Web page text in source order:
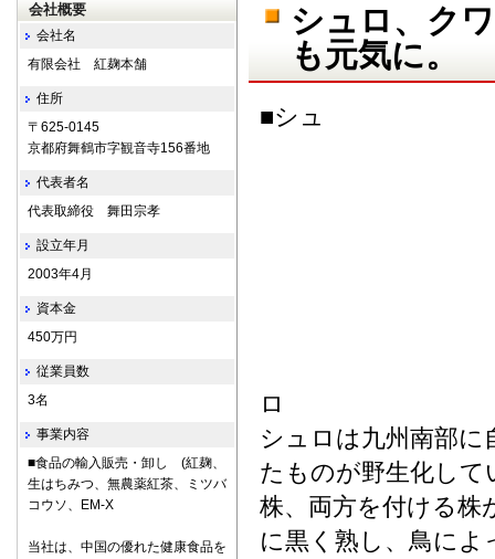
シュロ、ク
も元気に。
■シュ
シュロは九州南部に
たものが野生化し
株、両方を付ける株
に黒く熟し、鳥に
会社概要
会社名
有限会社 紅麹本舗
住所
〒625-0145
京都府舞鶴市字観音寺156番地
代表者名
代表取締役 舞田宗孝
設立年月
2003年4月
資本金
450万円
従業員数
3名
事業内容
■食品の輸入販売・卸し (紅麹、
生はちみつ、無農薬紅茶、ミツバ
コウソ、EM-X
当社は、中国の優れた健康食品を